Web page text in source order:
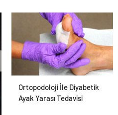
Ortopodoloji İle Diyabetik
Ayak Yarası Tedavisi